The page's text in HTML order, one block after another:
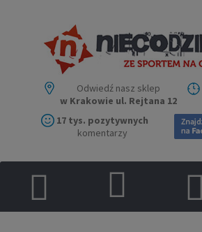
Odwiedź nasz sklep
w Krakowie ul. Rejtana 12
17 tys. pozytywnych
komentarzy